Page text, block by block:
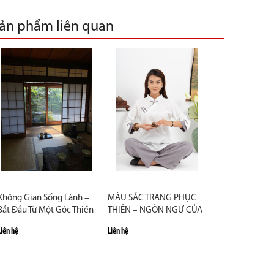
phẩm liên quan
Gian Sống Lành –
Đầu Từ Một Góc Thiền
hệ
MÀU SẮC TRANG PHỤC
THIỀN – NGÔN NGỮ CỦA
Liên hệ